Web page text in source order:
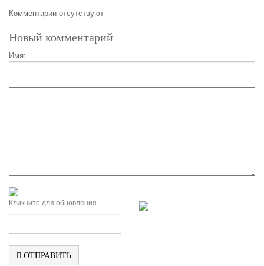
Комментарии отсутствуют
Новый комментарий
Имя:
Кликните для обновления
ОТПРАВИТЬ